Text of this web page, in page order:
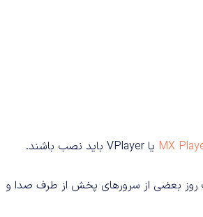
MX یا VPlayer باید نصب باشند.
روز بعضی از سرورهای پخش از طرف صدا و